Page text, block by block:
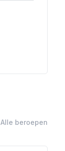
Alle beroepen